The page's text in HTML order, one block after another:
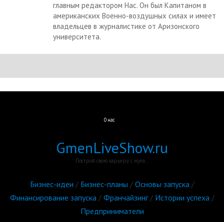
главным редактором Нас. Он был Капитаном в
американских Военно-воздушных силах и имеет
владельцев в журналистике от Аризонского
университета.
О нас
GmenLiveShow.ru
Построй свою карьеру с нуля...
Бизнес-идеи / Бизнес-планы / Основы запуска/
Финансирование запуска/ Франчайзинг/ Истории успеха/
Предприниматели